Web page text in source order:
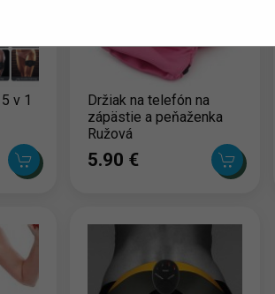
v 1
Držiak na telefón na
zápästie a peňaženka
Ružová
5.90 ‎€